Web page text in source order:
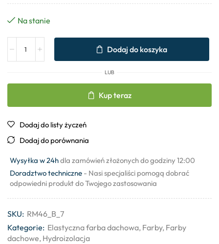
Na stanie
Dodaj do koszyka
LUB
Kup teraz
Dodaj do listy życzeń
Dodaj do porównania
Wysyłka w 24hdla zamówień złożonych do godziny 12:00
Doradztwo techniczne - Nasi specjaliści pomogą dobrać
odpowiedni produkt do Twojego zastosowania
SKU: RM46_B_7
Kategorie: Elastyczna farba dachowa, Farby, Farby
dachowe, Hydroizolacja